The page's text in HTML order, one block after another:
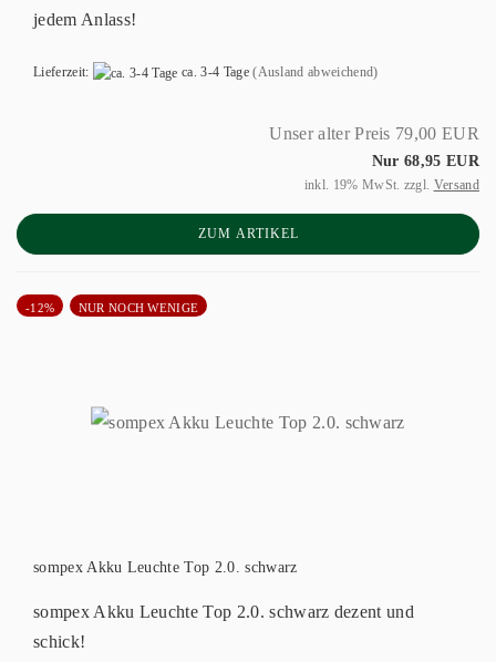
jedem Anlass!
Lieferzeit: ca. 3-4 Tage (Ausland abweichend)
Unser alter Preis 79,00 EUR
Nur 68,95 EUR
inkl. 19% MwSt. zzgl. Versand
ZUM ARTIKEL
-12% NUR NOCH WENIGE
sompex Akku Leuchte Top 2.0. schwarz
sompex Akku Leuchte Top 2.0. schwarz dezent und
schick!